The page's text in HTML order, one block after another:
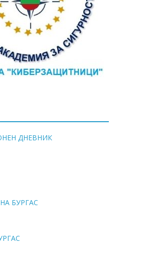
ДНЕВНИК
БУРГАС